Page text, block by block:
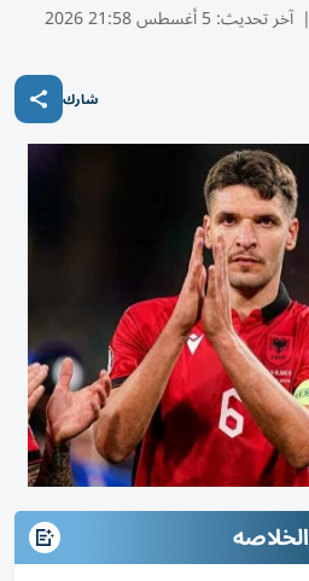
| آخر تحديث:5 أغسطس 21:58 2026
شارك
الخلاصه